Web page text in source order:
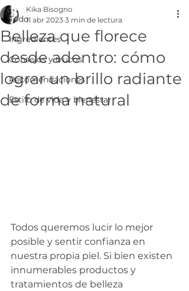
Todo
Ingredientes
Consejos y trucos
Recomendaciones
Estilo de vida y bienestar
Belleza que florece
desde adentro: cómo
lograr un brillo radiante
de forma natural
Kika Bisogno
11 abr 2023 3 min de lectura
Todos queremos lucir lo mejor
posible y sentir confianza en
nuestra propia piel. Si bien existen
innumerables productos y
tratamientos de belleza